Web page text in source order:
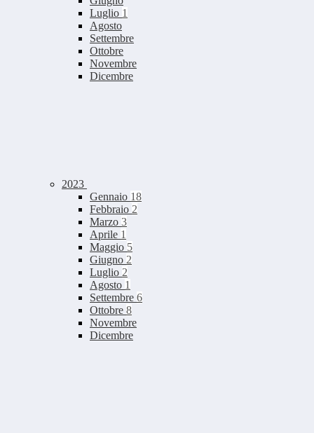
Luglio 1
Agosto
Settembre
Ottobre
Novembre
Dicembre
2023
Gennaio 18
Febbraio 2
Marzo 3
Aprile 1
Maggio 5
Giugno 2
Luglio 2
Agosto 1
Settembre 6
Ottobre 8
Novembre
Dicembre